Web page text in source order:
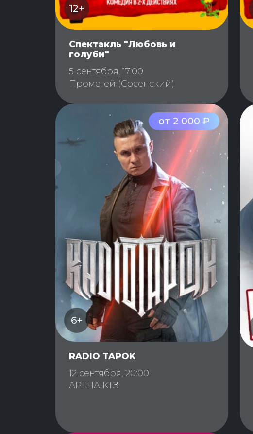
12+
Спектакль "Любовь и
голуби"
5 сентября, 17:00
Прометей (Сосенский)
от 2 000 ₽
6+
RADIO TAPOK
12 сентября, 20:00
АРЕНА КТЗ